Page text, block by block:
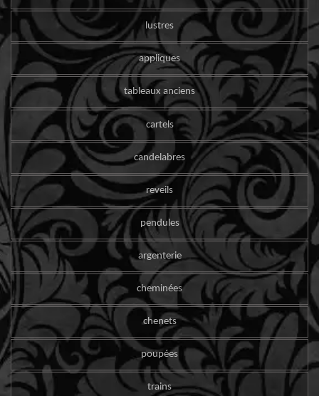
lustres
appliques
tableaux anciens
cartels
candelabres
reveils
pendules
argenterie
cheminées
chenets
poupées
trains